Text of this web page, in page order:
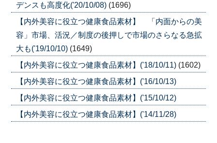
デンスも高度化('20/10/08) (1696)
【内外美容に役立つ健康食品素材】 「内面からの美
容」市場、活況／制度の後押しで市場のさらなる急拡
大も('19/10/10) (1649)
【内外美容に役立つ健康食品素材】('18/10/11) (1602)
【内外美容に役立つ健康食品素材】('16/10/13)
【内外美容に役立つ健康食品素材】('15/10/12)
【内外美容に役立つ健康食品素材】('14/11/28)